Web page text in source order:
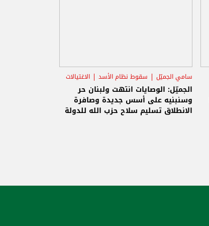
سامي الجميّل سقوط نظام الأسد الاغتيالات
الجميّل: الوصايات انتهت ولبنان حر
وسنبنيه على أسس جديدة وصافرة
الانطلاق تسليم سلاح حزب الله للدولة